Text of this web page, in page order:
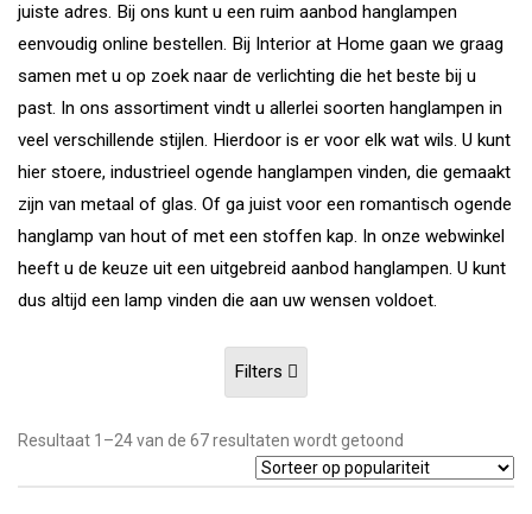
juiste adres. Bij ons kunt u een ruim aanbod hanglampen
eenvoudig online bestellen. Bij Interior at Home gaan we graag
samen met u op zoek naar de verlichting die het beste bij u
past. In ons assortiment vindt u allerlei soorten hanglampen in
veel verschillende stijlen. Hierdoor is er voor elk wat wils. U kunt
hier stoere, industrieel ogende hanglampen vinden, die gemaakt
zijn van metaal of glas. Of ga juist voor een romantisch ogende
hanglamp van hout of met een stoffen kap. In onze webwinkel
heeft u de keuze uit een uitgebreid aanbod hanglampen. U kunt
dus altijd een lamp vinden die aan uw wensen voldoet.
Filters
Resultaat 1–24 van de 67 resultaten wordt getoond
op